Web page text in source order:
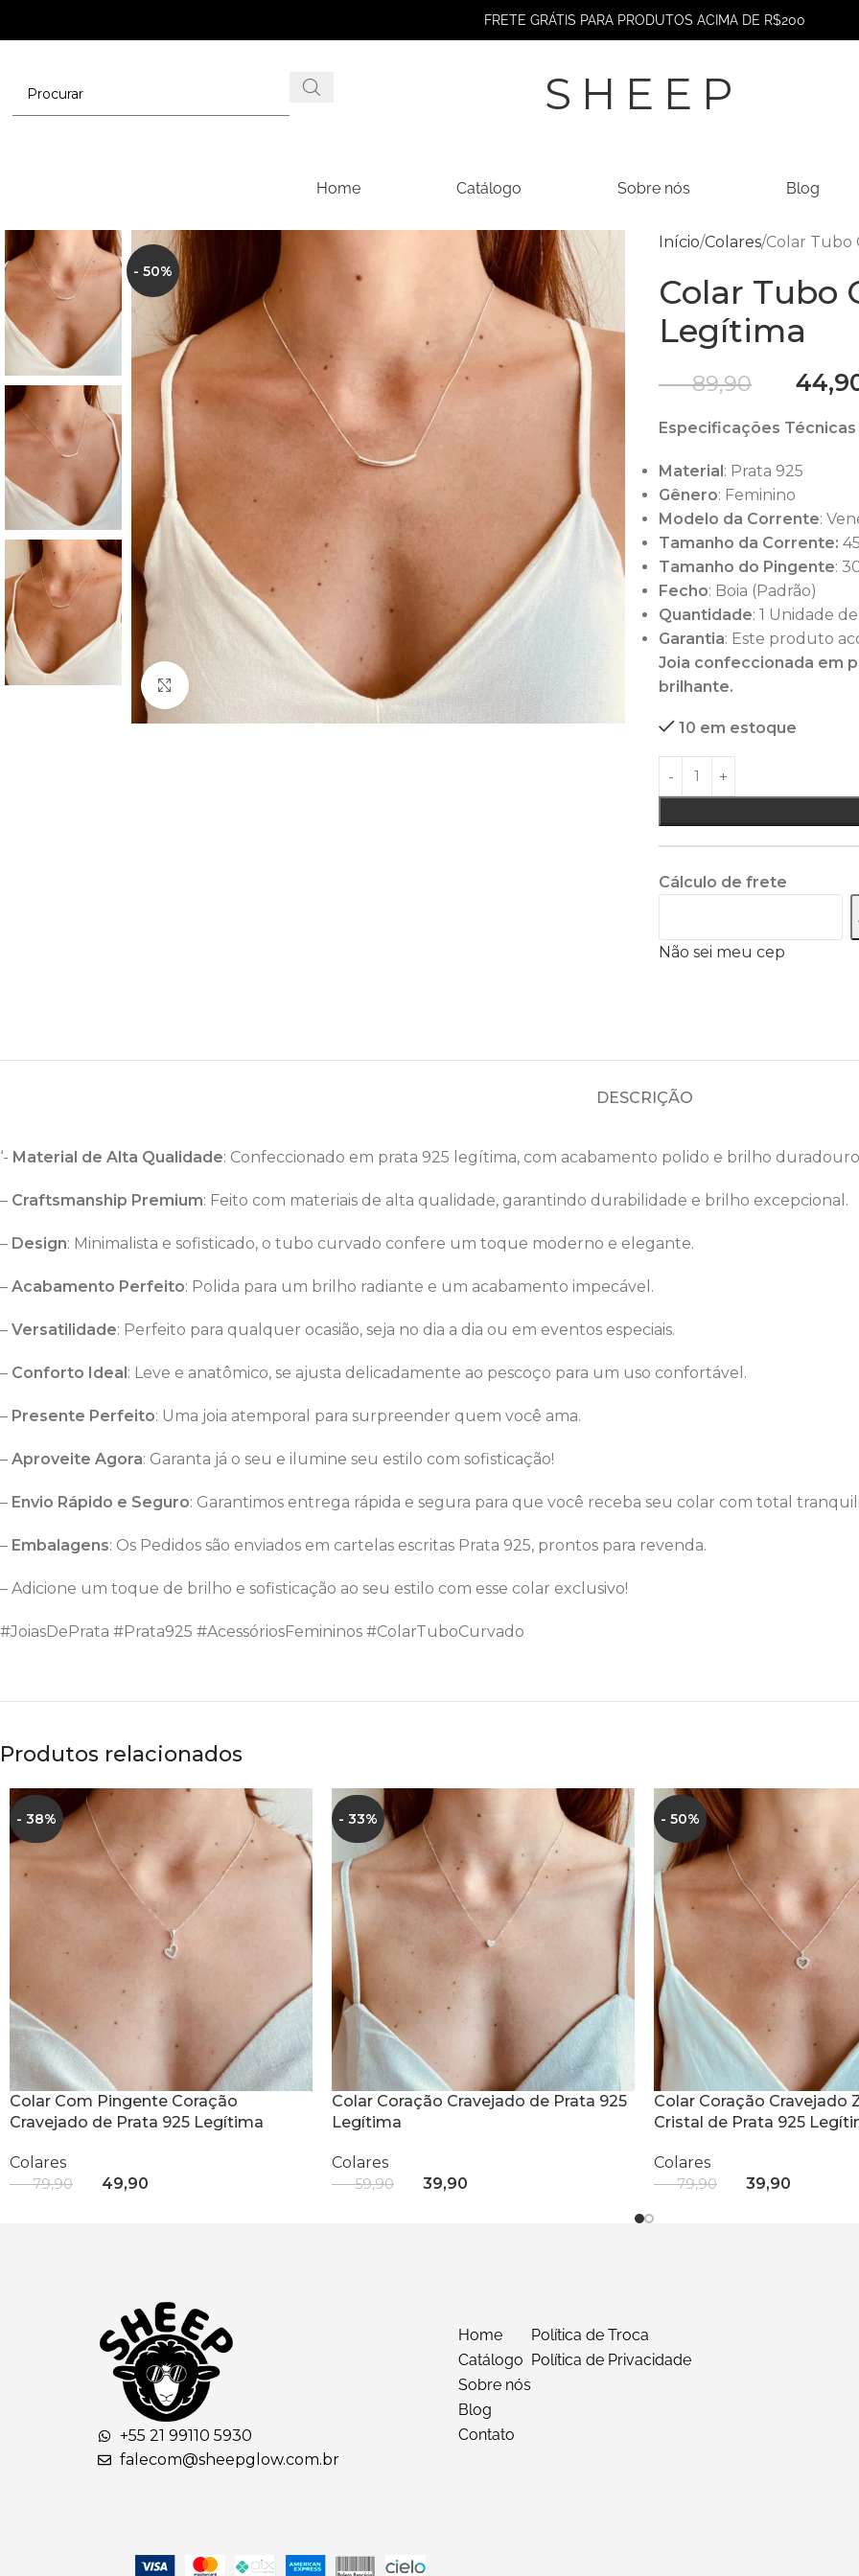
FRETE GRÁTIS PARA PRODUTOS ACIMA DE R$200
SHEEP
Home Catálogo Sobre nós Blog
- 50%
Clique para ampliar
Início Colares Colar Tubo
Colar Tubo
Legítima
R$89,90
Especificações
Material: Prata 925
Gênero: Feminino
Modelo da Corrente:
Tamanho da Corrente:
Tamanho do Pingente:
Fecho: Boia (Padrão)
Quantidade: 1 Unidade
Garantia: Este produto
Joia confeccionada em
brilhante.
10 em estoque
Cálculo de frete
Não sei meu cep
DESCRIÇÃO
‘- Material de Alta Qualidade: Confeccionado em prata 925 legítima, com acabamento polido e brilho
– Craftsmanship Premium: Feito com materiais de alta qualidade, garantindo durabilidade e brilho excepcional.
– Design: Minimalista e sofisticado, o tubo curvado confere um toque moderno e elegante.
– Acabamento Perfeito: Polida para um brilho radiante e um acabamento impecável.
– Versatilidade: Perfeito para qualquer ocasião, seja no dia a dia ou em eventos especiais.
– Conforto Ideal: Leve e anatômico, se ajusta delicadamente ao pescoço para um uso confortável.
– Presente Perfeito: Uma joia atemporal para surpreender quem você ama.
– Aproveite Agora: Garanta já o seu e ilumine seu estilo com sofisticação!
– Envio Rápido e Seguro: Garantimos entrega rápida e segura para que você receba seu colar com total
– Embalagens: Os Pedidos são enviados em cartelas escritas Prata 925, prontos para revenda.
– Adicione um toque de brilho e sofisticação ao seu estilo com esse colar exclusivo!
#JoiasDePrata #Prata925 #AcessóriosFemininos #ColarTuboCurvado
Produtos relacionados
- 38%
Colar Com Pingente Coração
Cravejado de Prata 925 Legítima
Colares
R$79,90 49,90
- 33%
Colar Coração Cravejado de Prata 925
Legítima
Colares
R$59,90 39,90
- 50%
Colar Coração Cravejado
Cristal de Prata 925
Colares
R$79,90 39,90
+55 21 99110 5930
falecom@sheepglow.com.br
Home
Catálogo
Sobre nós
Blog
Contato
Política de Troca
Política de Privacidade